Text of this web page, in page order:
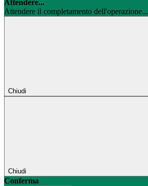
Attendere...
Attendere il completamento dell'operazione...
Chiudi
Chiudi
Conferma